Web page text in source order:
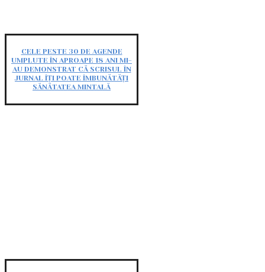
CELE PESTE 30 DE AGENDE
UMPLUTE ÎN APROAPE 18 ANI MI-
AU DEMONSTRAT CĂ SCRISUL ÎN
JURNAL ÎȚI POATE ÎMBUNĂTĂȚI
SĂNĂTATEA MINTALĂ